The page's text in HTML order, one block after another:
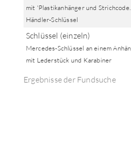
Ergebnisse der Fundsuche
mit 'Plastikanhänger und Strichcode.
Händler-Schlüssel
Schlüssel (einzeln)
Mercedes-Schlüssel an einem
mit Lederstück und Karabiner